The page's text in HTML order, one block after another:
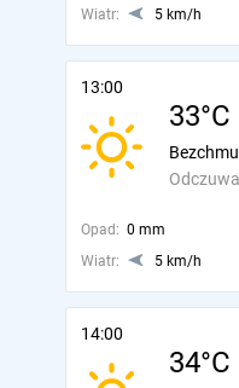
Wiatr:
5 km/h
13:00
33°C
Opad: 0 mm
Wiatr:
5 km/h
14:00
34°C